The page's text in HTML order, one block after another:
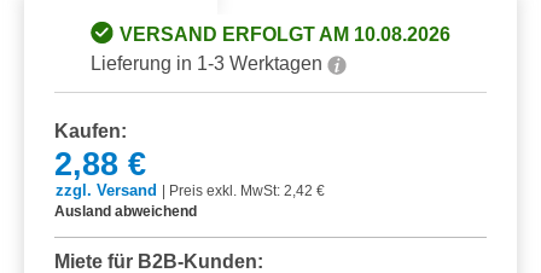
VERSAND ERFOLGT AM 10.08.2026
Lieferung in 1-3 Werktagen
Kaufen:
2,88 €
zzgl. Versand
Preis exkl. MwSt: 2,42 €
Ausland abweichend
Miete für B2B-Kunden: